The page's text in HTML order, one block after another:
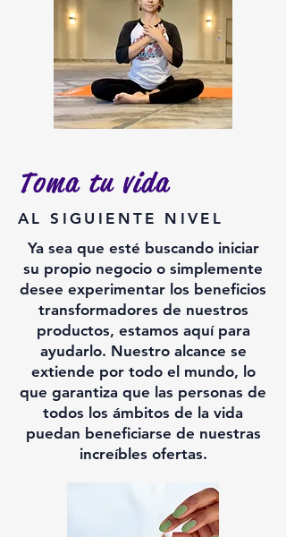
Toma tu vida
AL SIGUIENTE NIVEL
Ya sea que esté buscando iniciar
su propio negocio o simplemente
desee experimentar los beneficios
transformadores de nuestros
productos, estamos aquí para
ayudarlo. Nuestro alcance se
extiende por todo el mundo, lo
que garantiza que las personas de
todos los ámbitos de la vida
puedan beneficiarse de nuestras
increíbles ofertas.